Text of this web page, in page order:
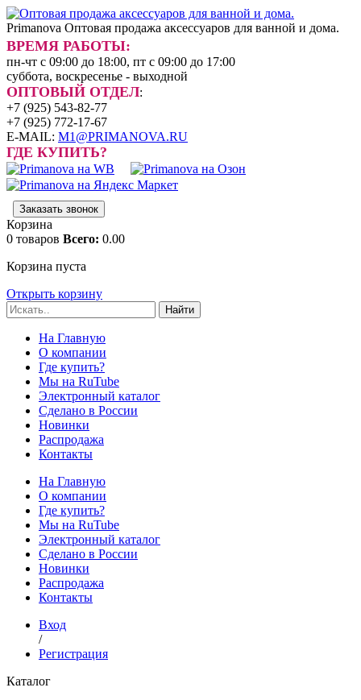
Primanova Оптовая продажа аксессуаров для ванной и дома.
ВРЕМЯ РАБОТЫ:
пн-чт с 09:00 до 18:00, пт с 09:00 до 17:00
суббота, воскресенье - выходной
ОПТОВЫЙ ОТДЕЛ:
+7 (925) 543-82-77
+7 (925) 772-17-67
E-MAIL: M1@PRIMANOVA.RU
ГДЕ КУПИТЬ?
Заказать звонок
Корзина
0 товаров Всего: 0.00
Корзина пуста
Открыть корзину
Найти
На Главную
О компании
Где купить?
Мы на RuTube
Электронный каталог
Сделано в России
Новинки
Распродажа
Контакты
На Главную
О компании
Где купить?
Мы на RuTube
Электронный каталог
Сделано в России
Новинки
Распродажа
Контакты
Вход
/
Регистрация
Каталог